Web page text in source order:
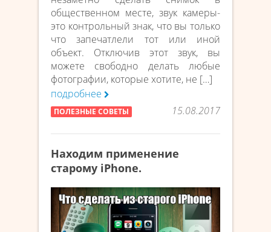
общественном месте, звук камеры-
это контрольный знак, что вы только
что запечатлели тот или иной
объект. Отключив этот звук, вы
можете свободно делать любые
фотографии, которые хотите, не […]
подробнее
ПОЛЕЗНЫЕ СОВЕТЫ 15.08.2017
Находим применение
старому iPhone.